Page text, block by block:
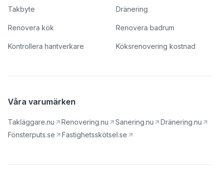
Takbyte Dränering
Renovera kök Renovera badrum
Kontrollera hantverkare Köksrenovering kostnad
Våra varumärken
Takläggare.nu Renovering.nu Sanering.nu
Dränering.nu
Fönsterputs.se
Fastighetsskötsel.se